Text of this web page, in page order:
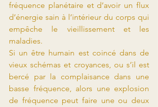
fréquence planétaire et d’avoir un flux
d’énergie sain à l’intérieur du corps qui
empêche le vieillissement et les
maladies.
Si un être humain est coincé dans de
vieux schémas et croyances, ou s’il est
bercé par la complaisance dans une
basse fréquence, alors une explosion
de fréquence peut faire une ou deux